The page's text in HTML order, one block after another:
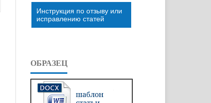
Инструкция по отзыву или
исправлению статей
ОБРАЗЕЦ